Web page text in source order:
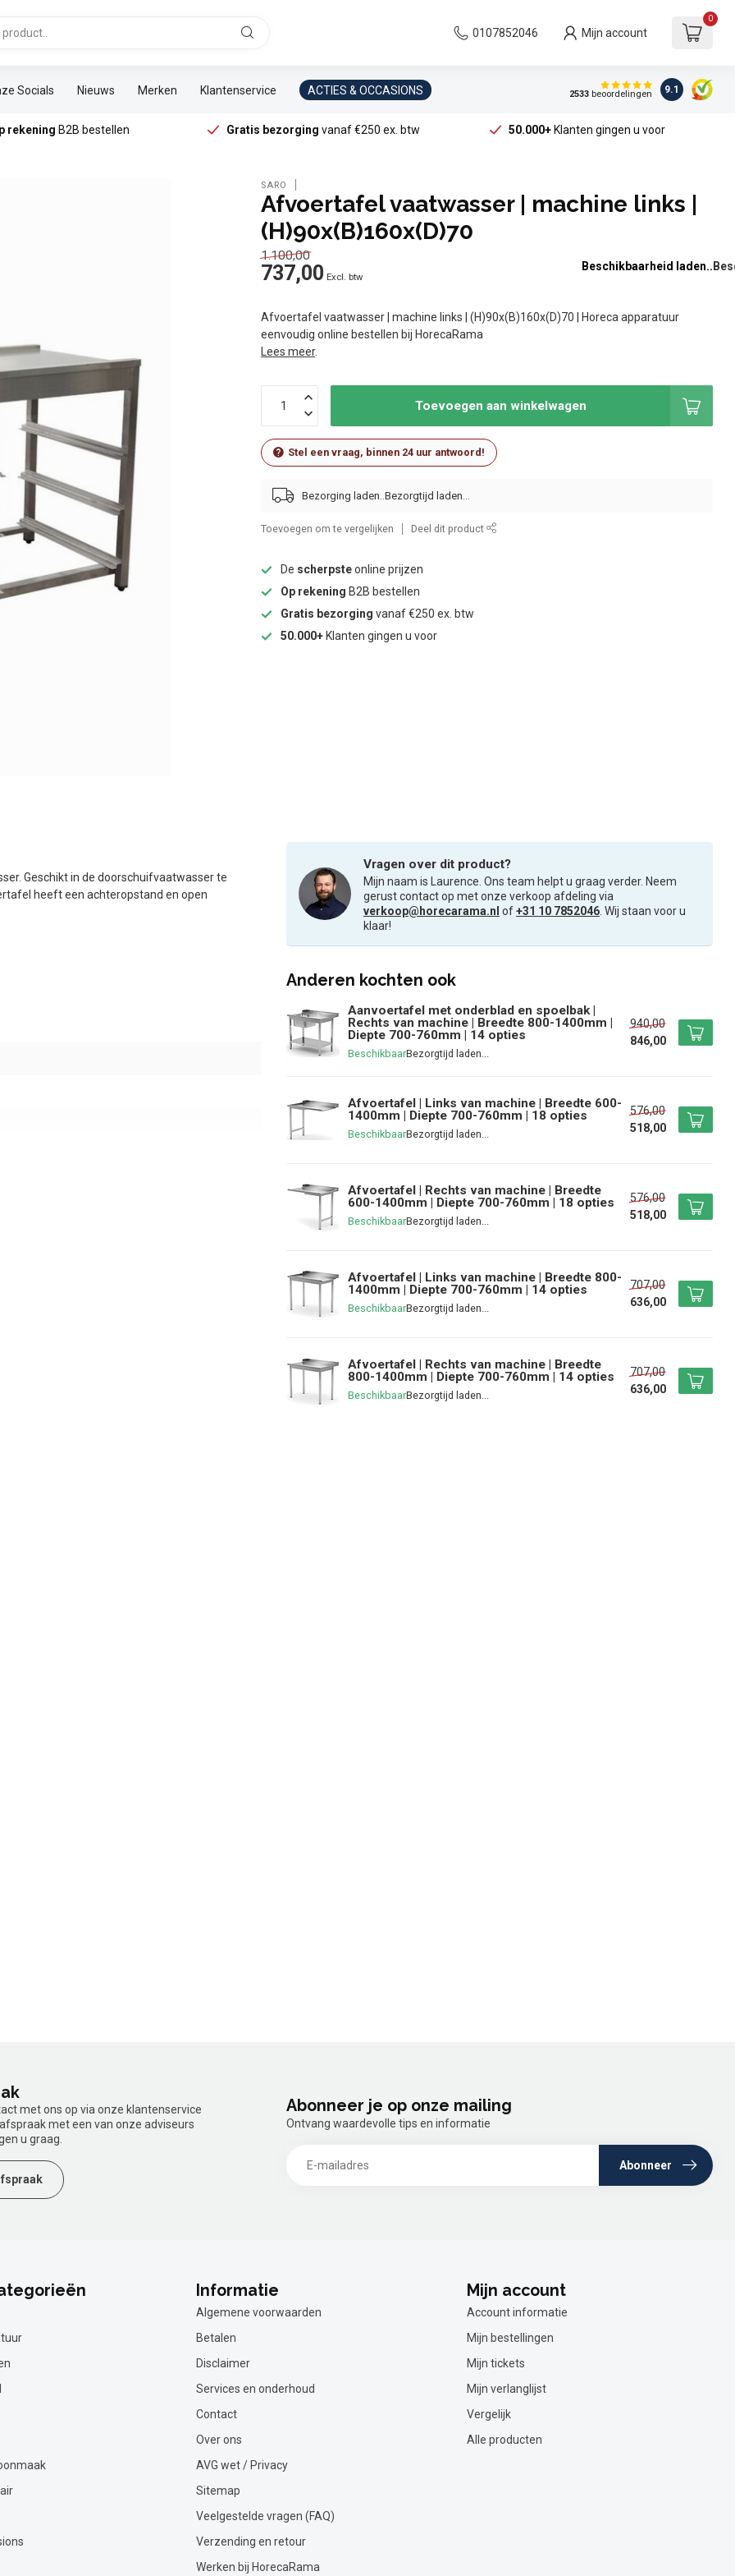
0107852046 Mijn account
0
Socials Nieuws Merken Klantenservice ACTIES & OCCASIONS 2533beoordelingen 9.1
rekening B2B bestellen Gratis bezorging vanaf €250 ex. btw 50.000+Klanten gingen u voor
SARO
Afvoertafel vaatwasser | machine links |
(H)90x(B)160x(D)70
1.100,00
737,00 Excl. btw
Beschikbaarheid laden..
Afvoertafel vaatwasser | machine links | (H)90x(B)160x(D)70 | Horeca apparatuur
eenvoudig online bestellen bij HorecaRama
Lees meer.
Toevoegen aan winkelwagen
Stel een vraag, binnen 24 uur antwoord!
Bezorging laden..
Toevoegen om te vergelijken Deel dit product
De scherpsteonline prijzen
Op rekening B2B bestellen
Gratis bezorging vanaf €250 ex. btw
50.000+ Klanten gingen u voor
Geschikt in de doorschuifvaatwasser te
heeft een achteropstand en open
Vragen over dit product?
Mijn naam is Laurence. Ons team helpt u graag verder. Neem
gerust contact op met onze verkoop afdeling via
verkoop@horecarama.nl of+31 10 7852046 . Wij staan voor u
klaar!
Anderen kochten ook
Aanvoertafel met onderblad en spoelbak |
Rechts van machine | Breedte 800-1400mm |
Diepte 700-760mm | 14 opties
Beschikbaar
940,00
846,00
Afvoertafel | Links van machine | Breedte 600-
1400mm | Diepte 700-760mm | 18 opties
Beschikbaar
576,00
518,00
Afvoertafel | Rechts van machine | Breedte
600-1400mm | Diepte 700-760mm | 18 opties
Beschikbaar
576,00
518,00
Afvoertafel | Links van machine | Breedte 800-
1400mm | Diepte 700-760mm | 14 opties
Beschikbaar
707,00
636,00
Afvoertafel | Rechts van machine | Breedte
800-1400mm | Diepte 700-760mm | 14 opties
Beschikbaar
707,00
636,00
met ons op via onze klantenservice
met een van onze adviseurs
u graag.
Abonneer je op onze mailing
Ontvang waardevolle tips en informatie
Abonneer
Informatie
Algemene voorwaarden
Betalen
Disclaimer
Services en onderhoud
Contact
Over ons
AVG wet / Privacy
Sitemap
Veelgestelde vragen (FAQ)
Verzending en retour
Werken bij HorecaRama
Mijn account
Account informatie
Mijn bestellingen
Mijn tickets
Mijn verlanglijst
Vergelijk
Alle producten